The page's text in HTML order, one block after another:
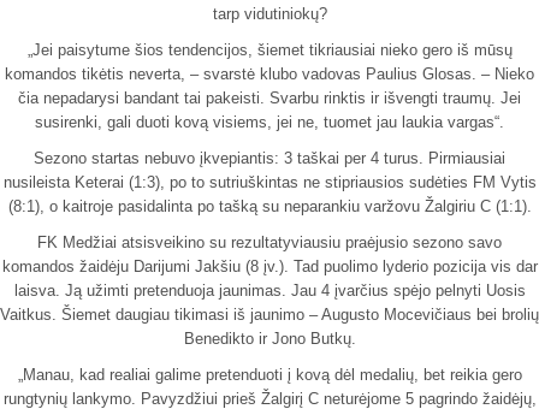
tarp vidutiniokų?
„Jei paisytume šios tendencijos, šiemet tikriausiai nieko gero iš mūsų
komandos tikėtis neverta, – svarstė klubo vadovas Paulius Glosas. – Nieko
čia nepadarysi bandant tai pakeisti. Svarbu rinktis ir išvengti traumų. Jei
susirenki, gali duoti kovą visiems, jei ne, tuomet jau laukia vargas“.
Sezono startas nebuvo įkvepiantis: 3 taškai per 4 turus. Pirmiausiai
nusileista Keterai (1:3), po to sutriuškintas ne stipriausios sudėties FM Vytis
(8:1), o kaitroje pasidalinta po tašką su neparankiu varžovu Žalgiriu C (1:1).
FK Medžiai atsisveikino su rezultatyviausiu praėjusio sezono savo
komandos žaidėju Darijumi Jakšiu (8 įv.). Tad puolimo lyderio pozicija vis dar
laisva. Ją užimti pretenduoja jaunimas. Jau 4 įvarčius spėjo pelnyti Uosis
Vaitkus. Šiemet daugiau tikimasi iš jaunimo – Augusto Mocevičiaus bei brolių
Benedikto ir Jono Butkų.
„Manau, kad realiai galime pretenduoti į kovą dėl medalių, bet reikia gero
rungtynių lankymo. Pavyzdžiui prieš Žalgirį C neturėjome 5 pagrindo žaidėjų,